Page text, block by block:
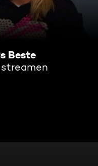
Beste